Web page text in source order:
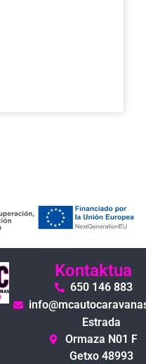
Kontaktua
650 146 883
Estrada
Ormaza N01 F
Getxo 48993